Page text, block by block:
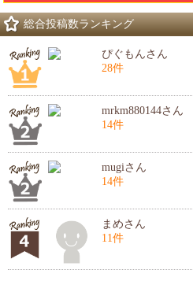
総合投稿数ランキング
ぴぐもんさん
28件
mrkm880144さん
14件
mugiさん
14件
まめさん
11件